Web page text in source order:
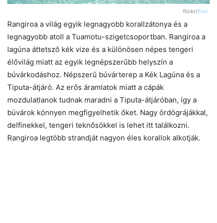
flickr/Eliel
Rangiroa a világ egyik legnagyobb korallzátonya és a
legnagyobb atoll a Tuamotu-szigetcsoportban. Rangiroa a
lagúna áttetsző kék vize és a különösen népes tengeri
élővilág miatt az egyik legnépszerűbb helyszín a
búvárkodáshoz. Népszerű búvárterep a Kék Lagúna és a
Tiputa-átjáró. Az erős áramlatok miatt a cápák
mozdulatlanok tudnak maradni a Tiputa-átjáróban, így a
búvárok könnyen megfigyelhetik őket. Nagy ördögrájákkal,
delfinekkel, tengeri teknősökkel is lehet itt találkozni.
Rangiroa legtöbb strandját nagyon éles korallok alkotják.